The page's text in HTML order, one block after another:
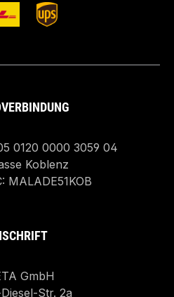
0120 0000 3059 04
Koblenz
MALADE51KOB
GmbH
Str. 2a